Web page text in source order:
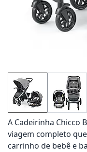
A Cadeirinha Chicco
viagem completo
carrinho de bebê e